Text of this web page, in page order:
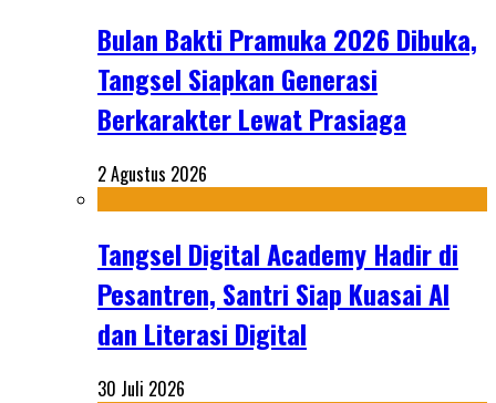
Bulan Bakti Pramuka 2026 Dibuka,
Tangsel Siapkan Generasi
Berkarakter Lewat Prasiaga
2 Agustus 2026
Tangsel Digital Academy Hadir di
Pesantren, Santri Siap Kuasai AI
dan Literasi Digital
30 Juli 2026